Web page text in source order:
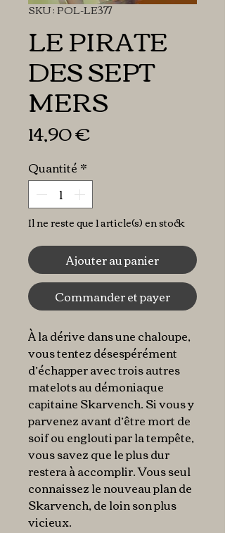
SKU : POL-LE377
LE PIRATE
DES SEPT
MERS
14,90 €Prix
Quantité *
Il ne reste que 1 article(s) en stock
Ajouter au panier
Commander et payer
À la dérive dans une chaloupe,
vous tentez désespérément
d’échapper avec trois autres
matelots au démoniaque
capitaine Skarvench. Si vous y
parvenez avant d’être mort de
soif ou englouti par la tempête,
vous savez que le plus dur
restera à accomplir. Vous seul
connaissez le nouveau plan de
Skarvench, de loin son plus
vicieux.